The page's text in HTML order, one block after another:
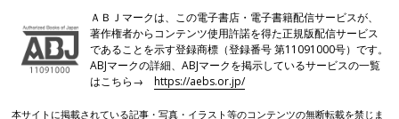
ＡＢＪマークは、この電子書店・電子書籍配信サービスが、
著作権者からコンテンツ使用許諾を得た正規版配信サービス
であることを示す登録商標（登録番号 第11091000号）です。
ABJマークの詳細、ABJマークを掲示しているサービスの一覧
はこちら→https://aebs.or.jp/
本サイトに掲載されている記事・写真・イラスト等のコンテンツの無断転載を禁じま